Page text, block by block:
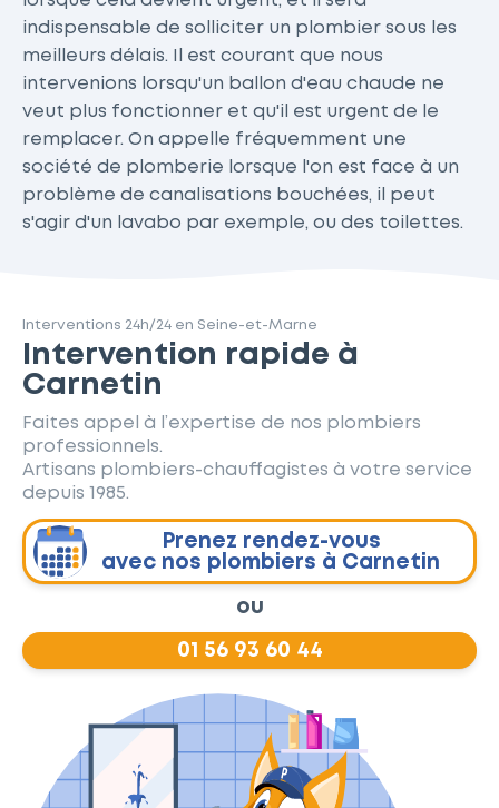
indispensable de solliciter un plombier sous les
meilleurs délais. Il est courant que nous
intervenions lorsqu'un ballon d'eau chaude ne
veut plus fonctionner et qu'il est urgent de le
remplacer. On appelle fréquemment une
société de plomberie lorsque l'on est face à un
problème de canalisations bouchées, il peut
s'agir d'un lavabo par exemple, ou des toilettes.
Interventions 24h/24 en Seine-et-Marne
Intervention rapide à
Carnetin
Faites appel à l’expertise de nos plombiers
professionnels.
Artisans plombiers-chauffagistes à votre service
depuis 1985.
Prenez rendez-vous
avec nos plombiers à Carnetin
ou
01 56 93 60 44